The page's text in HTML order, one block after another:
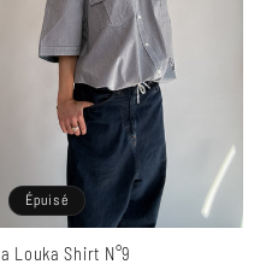
Épuisé
la Louka Shirt N°9